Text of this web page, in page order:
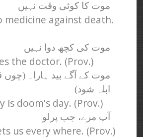
موت کا کوئی وقت نہیں
medicine against death.
موت کی کچھ دوا نہیں
the doctor. (Prov.)
موت کے آگے بید ہارا۔ (چوں
ابلہ شود)
is doom's day. (Prov.)
آپ مرے، جب پرلو
us every where. (Prov.)